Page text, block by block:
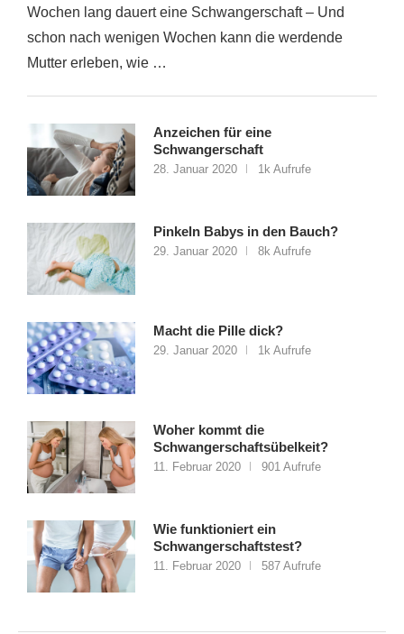
Wochen lang dauert eine Schwangerschaft – Und
schon nach wenigen Wochen kann die werdende
Mutter erleben, wie …
Anzeichen für eine
Schwangerschaft
28. Januar 2020 1k Aufrufe
Pinkeln Babys in den Bauch?
29. Januar 2020 8k Aufrufe
Macht die Pille dick?
29. Januar 2020 1k Aufrufe
Woher kommt die
Schwangerschaftsübelkeit?
11. Februar 2020 901 Aufrufe
Wie funktioniert ein
Schwangerschaftstest?
11. Februar 2020 587 Aufrufe